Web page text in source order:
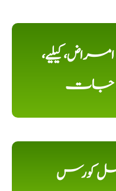
کیلیے،
جات
کورس